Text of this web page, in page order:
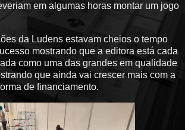
em algumas horas montar um jogo
da Ludens estavam cheios o tempo
mostrando que a editora está cada
como uma das grandes em qualidade
que ainda vai crescer mais com a
de financiamento.